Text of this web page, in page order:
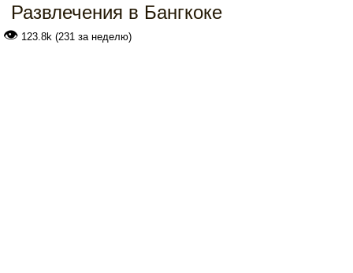
Развлечения в Бангкоке
👁 123.8k (231 за неделю)